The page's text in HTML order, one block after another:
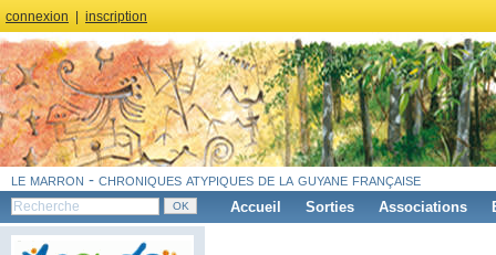
connexion inscription
le marron - chroniques atypiques de la guyane française
Accueil Sorties Associations